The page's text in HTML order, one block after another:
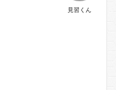
見習くん